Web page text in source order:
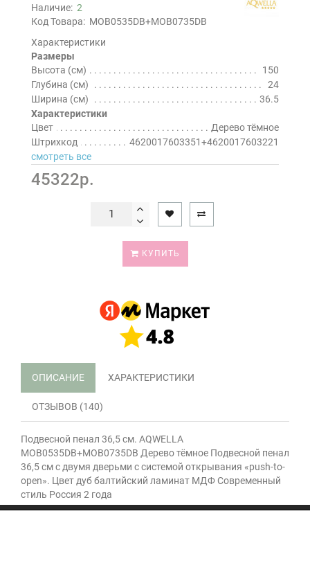
Наличие: 2
Код Товара: MOB0535DB+MOB0735DB
Характеристики
Размеры
Высота (см)
150
Глубина (см)
24
Ширина (см)
36.5
Характеристики
Цвет
Дерево тёмное
Штрихкод
4620017603351+4620017603221
смотреть все
45322р.
КУПИТЬ
ОПИСАНИЕ ХАРАКТЕРИСТИКИ
ОТЗЫВОВ (140)
Подвесной пенал 36,5 см. AQWELLA
MOB0535DB+MOB0735DB Дерево тёмное Подвесной пенал
36,5 см с двумя дверьми с системой открывания «push-to-
open». Цвет дуб балтийский ламинат МДФ Современный
стиль Россия 2 года